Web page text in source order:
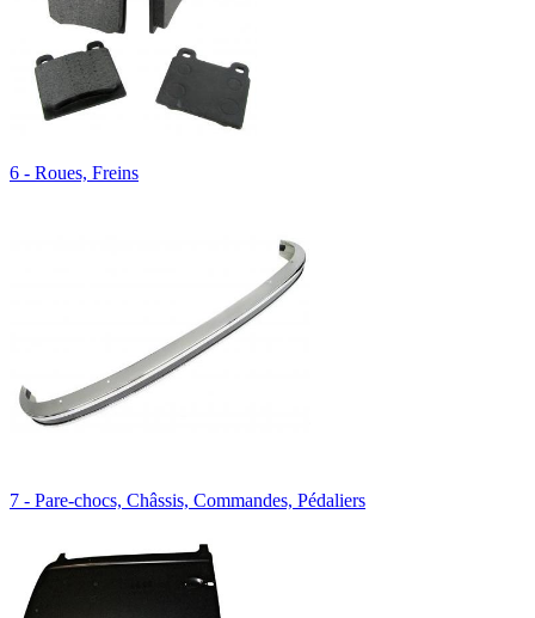
6 - Roues, Freins
7 - Pare-chocs, Châssis, Commandes, Pédaliers